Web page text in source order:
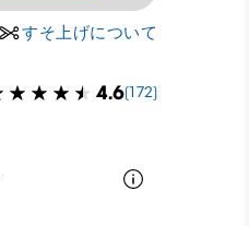
すそ上げについて
4.6(172)